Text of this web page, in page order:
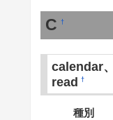
C †
calendar
read
†
種別